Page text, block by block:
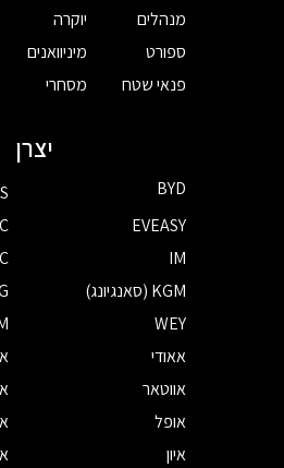
מנהלים
ספורט
פנאי שטח
יוקרה
מיניוואנים
מסחרי
יצרן
BYD
EVEASY
IM
KGM (סאנגיונג)
WEY
אאודי
אווטאר
אופל
איון